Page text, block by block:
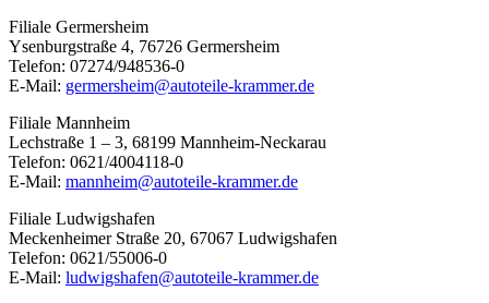
Filiale Germersheim
Ysenburgstraße 4, 76726 Germersheim
Telefon: 07274/948536-0
E-Mail: germersheim@autoteile-krammer.de
Filiale Mannheim
Lechstraße 1 – 3, 68199 Mannheim-Neckarau
Telefon: 0621/4004118-0
E-Mail: mannheim@autoteile-krammer.de
Filiale Ludwigshafen
Meckenheimer Straße 20, 67067 Ludwigshafen
Telefon: 0621/55006-0
E-Mail: ludwigshafen@autoteile-krammer.de